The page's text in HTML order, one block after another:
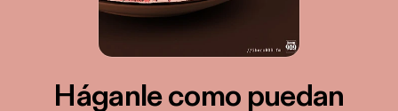
Háganle como puedan